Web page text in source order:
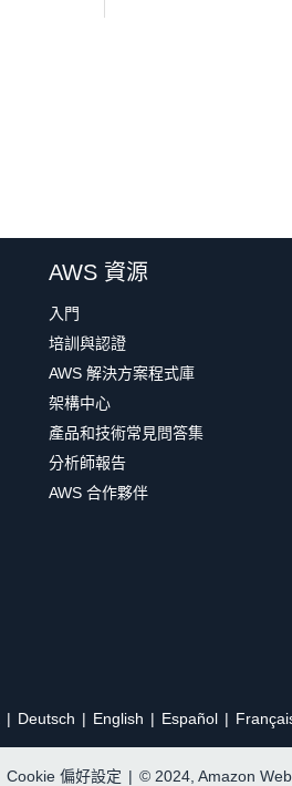
AWS 資源
入門
培訓與認證
AWS 解決方案程式庫
架構中心
產品和技術常見問答集
分析師報告
AWS 合作夥伴
Deutsch English Español
Cookie 偏好設定 | © 2024, Amazon